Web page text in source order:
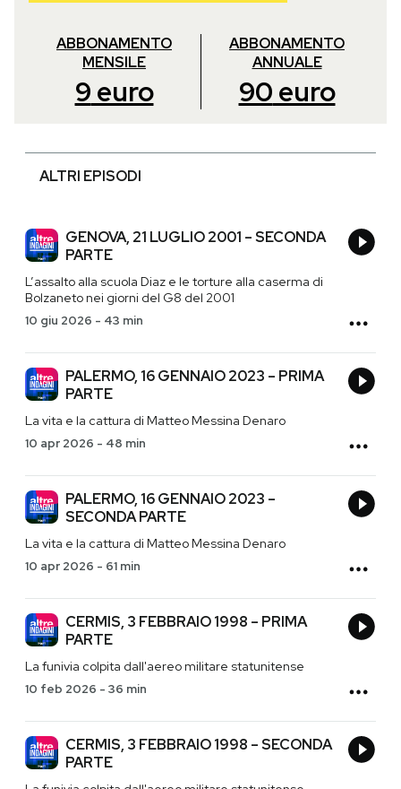
ABBONAMENTO
MENSILE
9 euro
ABBONAMENTO
ANNUALE
90 euro
ALTRI EPISODI
GENOVA, 21 LUGLIO 2001 – SECONDA
PARTE
L’assalto alla scuola Diaz e le torture alla caserma di
Bolzaneto nei giorni del G8 del 2001
10 giu 2026 - 43 min
PALERMO, 16 GENNAIO 2023 – PRIMA
PARTE
La vita e la cattura di Matteo Messina Denaro
10 apr 2026 - 48 min
PALERMO, 16 GENNAIO 2023 –
SECONDA PARTE
La vita e la cattura di Matteo Messina Denaro
10 apr 2026 - 61 min
CERMIS, 3 FEBBRAIO 1998 – PRIMA
PARTE
La funivia colpita dall'aereo militare statunitense
10 feb 2026 - 36 min
CERMIS, 3 FEBBRAIO 1998 – SECONDA
PARTE